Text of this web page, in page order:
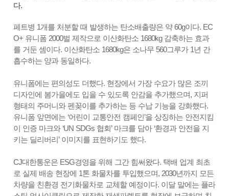
다.
페트병 1개를 처분할 때 발생하는 탄소배출량은 약 60g이다. EC
O+ 유니폼 2000벌 제작으로 이산화탄소 1680kg 감축하는 효과
를 거둔 셈이다. 이산화탄소 1680kg은 소나무 560그루가 1년 간
흡수하는 양과 동일하다.
유니폼에는 편의성도 더했다. 현장에서 가장 수요가 많은 조끼
디자인에 봄가을에도 입을 수 있도록 안감을 추가했으며, 지퍼
형태의 주머니와 펜꽂이를 추가하는 등 수납 기능을 강화했다.
유니폼 앞면에는 ‘어린이 교통안전 캠페인’을 상징하는 안전지킴
이 인증 마크와 ‘UN SDGs 협회’ 마크를 담아 ‘환경과 안전을 지
키는 딜리버리’ 이미지를 표현하기도 했다.
CJ대한통운은 ESG경영을 위해 그간 힘써왔다. 택배 업계 최초
로 실제 배송 현장에 1톤 화물차를 투입했으며, 2030년까지 모든
차량을 친환경 전기화물차로 교체할 예정이다. 이달 말에는 플라